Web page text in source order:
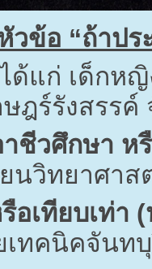
วข้อ “ถ้าป
ด้แก่ เด็กห
ฎร์รังสรร
ชีวศึกษา ห
นวิทยาศา
อเทียบเท่า
ทคนิคจันท